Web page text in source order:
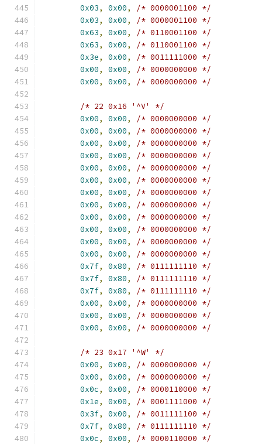
0x03, 0x00,
/* 0000001100 */
0x03, 0x00,
/* 0000001100 */
0x63, 0x00,
/* 0110001100 */
0x63, 0x00,
/* 0110001100 */
0x3e, 0x00,
/* 0011111000 */
0x00, 0x00,
/* 0000000000 */
0x00, 0x00, /* 0000000000 */
/* 22 0x16 '^V' */
0x00, 0x00,
/* 0000000000 */
0x00, 0x00,
/* 0000000000 */
0x00, 0x00,
/* 0000000000 */
0x00, 0x00,
/* 0000000000 */
0x00, 0x00,
/* 0000000000 */
0x00, 0x00,
/* 0000000000 */
0x00, 0x00,
/* 0000000000 */
0x00, 0x00,
/* 0000000000 */
0x00, 0x00,
/* 0000000000 */
0x00, 0x00,
/* 0000000000 */
0x00, 0x00,
/* 0000000000 */
0x00, 0x00,
/* 0000000000 */
0x7f, 0x80,
/* 0111111110 */
0x7f, 0x80,
/* 0111111110 */
0x7f, 0x80,
/* 0111111110 */
0x00, 0x00,
/* 0000000000 */
0x00, 0x00,
/* 0000000000 */
0x00, 0x00, /* 0000000000 */
/* 23 0x17 '^W' */
0x00, 0x00,
/* 0000000000 */
0x00, 0x00,
/* 0000000000 */
0x0c, 0x00,
/* 0000110000 */
0x1e, 0x00,
/* 0001111000 */
0x3f, 0x00,
/* 0011111100 */
0x7f, 0x80,
/* 0111111110 */
0x0c, 0x00,
/* 0000110000 */